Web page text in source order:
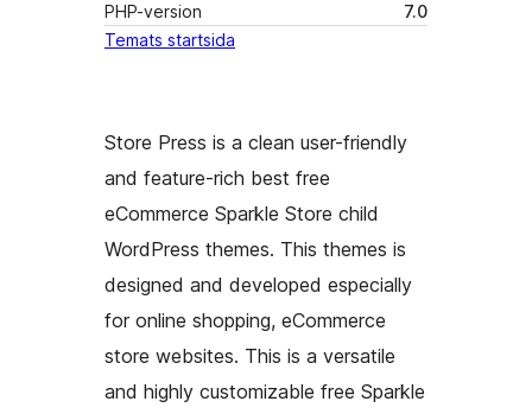
PHP-version
7.0
Temats startsida
Store Press is a clean user-friendly
and feature-rich best free
eCommerce Sparkle Store child
WordPress themes. This themes is
designed and developed especially
for online shopping, eCommerce
store websites. This is a versatile
and highly customizable free Sparkle